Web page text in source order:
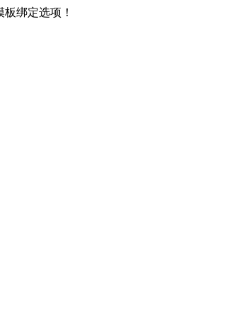
绑定选项！